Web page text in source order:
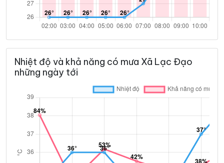
Nhiệt độ và khả năng có mưa Xã Lạc Đạo
những ngày tới